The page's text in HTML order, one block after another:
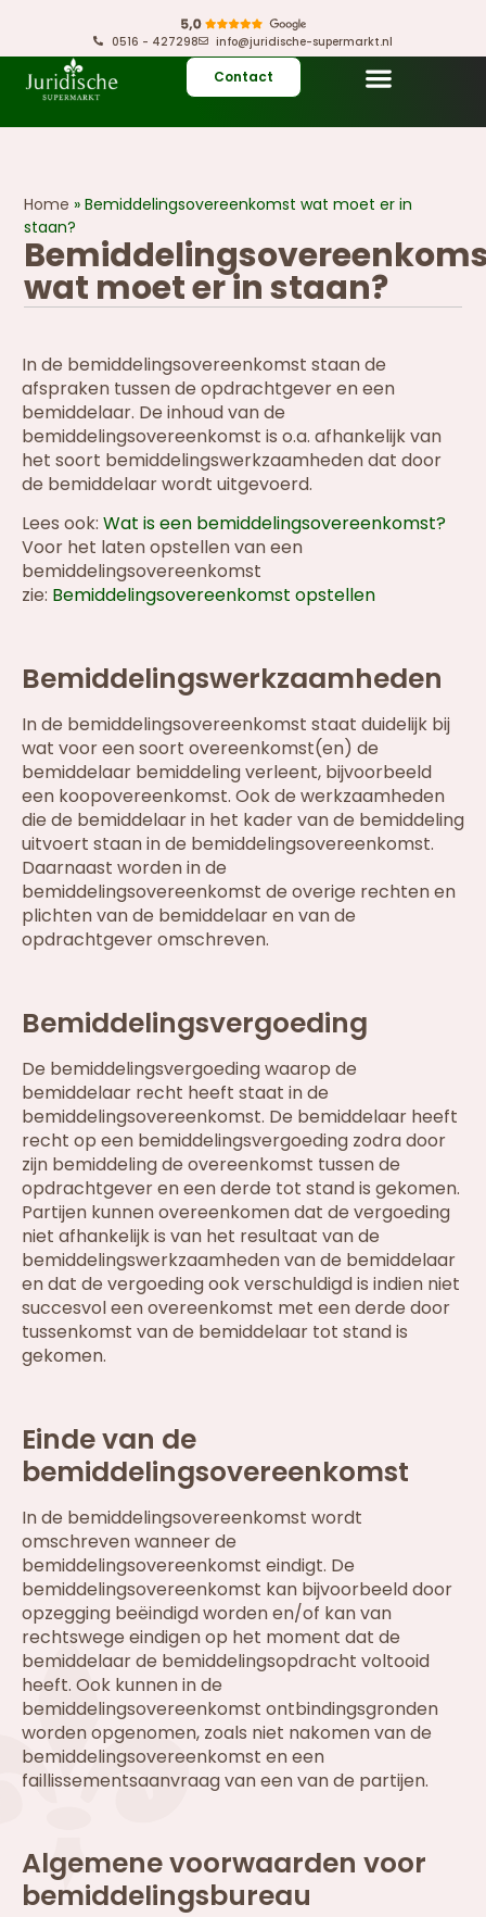
0516 - 427298 info@juridische-supermarkt.nl
Contact
Home »Bemiddelingsovereenkomst wat moet er in
staan?
wat moet er in staan?
In de bemiddelingsovereenkomst staan de
afspraken tussen de opdrachtgever en een
bemiddelaar. De inhoud van de
bemiddelingsovereenkomst is o.a. afhankelijk van
het soort bemiddelingswerkzaamheden dat door
de bemiddelaar wordt uitgevoerd.
Lees ook: Wat is een bemiddelingsovereenkomst?
Voor het laten opstellen van een
bemiddelingsovereenkomst
zie: Bemiddelingsovereenkomst opstellen
Bemiddelingswerkzaamheden
In de bemiddelingsovereenkomst staat duidelijk bij
wat voor een soort overeenkomst(en) de
bemiddelaar bemiddeling verleent, bijvoorbeeld
een koopovereenkomst. Ook de werkzaamheden
die de bemiddelaar in het kader van de bemiddeling
uitvoert staan in de bemiddelingsovereenkomst.
Daarnaast worden in de
bemiddelingsovereenkomst de overige rechten en
plichten van de bemiddelaar en van de
opdrachtgever omschreven.
Bemiddelingsvergoeding
De bemiddelingsvergoeding waarop de
bemiddelaar recht heeft staat in de
bemiddelingsovereenkomst. De bemiddelaar heeft
recht op een bemiddelingsvergoeding zodra door
zijn bemiddeling de overeenkomst tussen de
opdrachtgever en een derde tot stand is gekomen.
Partijen kunnen overeenkomen dat de vergoeding
niet afhankelijk is van het resultaat van de
bemiddelingswerkzaamheden van de bemiddelaar
en dat de vergoeding ook verschuldigd is indien niet
succesvol een overeenkomst met een derde door
tussenkomst van de bemiddelaar tot stand is
gekomen.
Einde van de
bemiddelingsovereenkomst
In de bemiddelingsovereenkomst wordt
omschreven wanneer de
bemiddelingsovereenkomst eindigt. De
bemiddelingsovereenkomst kan bijvoorbeeld door
opzegging beëindigd worden en/of kan van
rechtswege eindigen op het moment dat de
bemiddelaar de bemiddelingsopdracht voltooid
heeft. Ook kunnen in de
bemiddelingsovereenkomst ontbindingsgronden
worden opgenomen, zoals niet nakomen van de
bemiddelingsovereenkomst en een
faillissementsaanvraag van een van de partijen.
Algemene voorwaarden voor
bemiddelingsbureau